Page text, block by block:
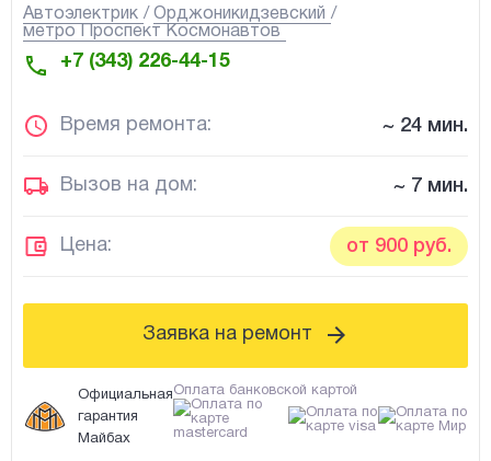
Автоэлектрик
Орджоникидзевский
метро Проспект Космонавтов
+7 (343) 226-44-15
Время ремонта: ~ 24 мин.
Вызов на дом: ~ 7 мин.
Цена: от 900 руб.
Заявка на ремонт
Официальная
гарантия
Майбах
Оплата банковской картой